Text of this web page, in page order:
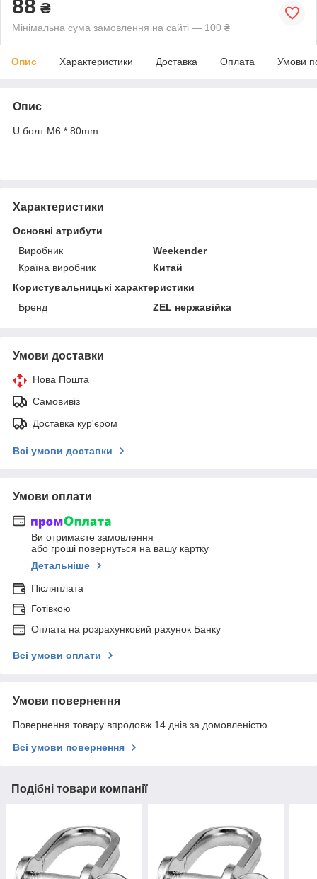
88 ₴
Мінімальна сума замовлення на сайті — 100 ₴
Опис Характеристики Доставка Оплата Умови
Опис
U болт M6 * 80mm
Характеристики
Основні атрибути
Виробник
Weekender
Країна виробник
Китай
Користувальницькі характеристики
Бренд
ZEL нержавійка
Умови доставки
Нова Пошта
Самовивіз
Доставка кур'єром
Всі умови доставки
Умови оплати
Ви отримаєте замовлення
або гроші повернуться на вашу картку
Детальніше
Післяплата
Готівкою
Оплата на розрахунковий рахунок Банку
Всі умови оплати
Умови повернення
Повернення товару впродовж 14 днів за домовленістю
Всі умови повернення
Подібні товари компанії